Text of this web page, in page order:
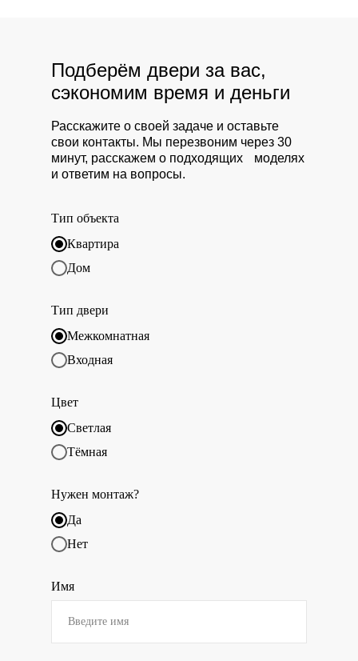
Тип объекта
Квартира
Дом
Тип двери
Межкомнатная
Входная
Цвет
Светлая
Тёмная
Нужен монтаж?
Да
Нет
Имя
Расскажите о своей задаче и оставьте
свои контакты. Мы перезвоним через 30
минут, расскажем о подходящих моделях
и ответим на вопросы.
Подберём двери за вас,
сэкономим время и деньги